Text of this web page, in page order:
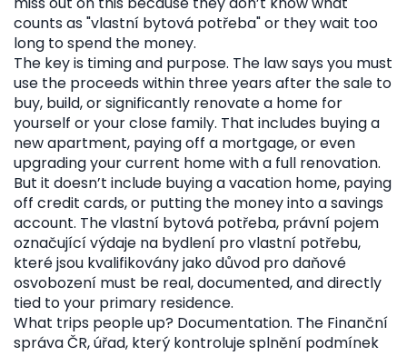
counts as "vlastní bytová potřeba" or they wait too
long to spend the money.
The key is timing and purpose. The law says you must
use the proceeds within three years after the sale to
buy, build, or significantly renovate a home for
yourself or your close family. That includes buying a
new apartment, paying off a mortgage, or even
upgrading your current home with a full renovation.
But it doesn’t include buying a vacation home, paying
off credit cards, or putting the money into a savings
account. Thevlastní bytová potřeba, právní pojem
označující výdaje na bydlení pro vlastní potřebu,
které jsou kvalifikovány jako důvod pro daňové
osvobození must be real, documented, and directly
tied to your primary residence.
What trips people up? Documentation. The Finanční
správa ČR,úřad, který kontroluje splnění podmínek